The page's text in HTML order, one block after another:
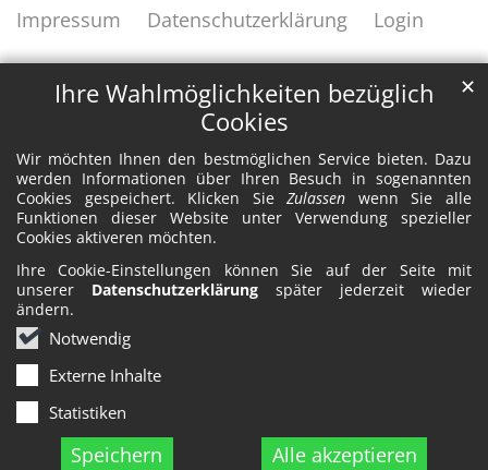
Ihre Wahlmöglichkeiten bezüglich
Cookies
Wir möchten Ihnen den bestmöglichen Service bieten. Dazu
werden Informationen über Ihren Besuch in sogenannten
Cookies gespeichert. Klicken SieZulassen wenn Sie alle
Funktionen dieser Website unter Verwendung spezieller
Cookies aktiveren möchten.
Ihre Cookie-Einstellungen können Sie auf der Seite mit
unserer Datenschutzerklärung später jederzeit wieder
ändern.
Notwendig
Externe Inhalte
Statistiken
Speichern Alle akzeptieren
✕
Impressum
Datenschutzerklärung Login